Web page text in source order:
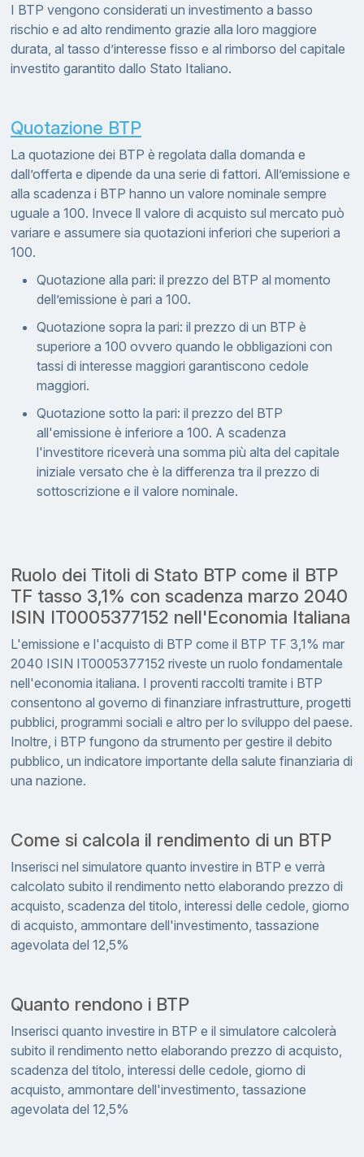
I BTP vengono considerati un investimento a basso
rischio e ad alto rendimento grazie alla loro maggiore
durata, al tasso d’interesse fisso e al rimborso del capitale
investito garantito dallo Stato Italiano.
Quotazione BTP
La quotazione dei BTP è regolata dalla domanda e
dall’offerta e dipende da una serie di fattori. All’emissione e
alla scadenza i BTP hanno un valore nominale sempre
uguale a 100. Invece ll valore di acquisto sul mercato può
variare e assumere sia quotazioni inferiori che superiori a
100.
Quotazione alla pari: il prezzo del BTP al momento
dell’emissione è pari a 100.
Quotazione sopra la pari: il prezzo di un BTP è
superiore a 100 ovvero quando le obbligazioni con
tassi di interesse maggiori garantiscono cedole
maggiori.
Quotazione sotto la pari: il prezzo del BTP
all'emissione è inferiore a 100. A scadenza
l'investitore riceverà una somma più alta del capitale
iniziale versato che è la differenza tra il prezzo di
sottoscrizione e il valore nominale.
Ruolo dei Titoli di Stato BTP come il BTP
TF tasso 3,1% con scadenza marzo 2040
ISIN IT0005377152 nell'Economia Italiana
L'emissione e l'acquisto di BTP come il BTP TF 3,1% mar
2040 ISIN IT0005377152 riveste un ruolo fondamentale
nell'economia italiana. I proventi raccolti tramite i BTP
consentono al governo di finanziare infrastrutture, progetti
pubblici, programmi sociali e altro per lo sviluppo del paese.
Inoltre, i BTP fungono da strumento per gestire il debito
pubblico, un indicatore importante della salute finanziaria di
una nazione.
Come si calcola il rendimento di un BTP
Inserisci nel simulatore quanto investire in BTP e verrà
calcolato subito il rendimento netto elaborando prezzo di
acquisto, scadenza del titolo, interessi delle cedole, giorno
di acquisto, ammontare dell'investimento, tassazione
agevolata del 12,5%
Quanto rendono i BTP
Inserisci quanto investire in BTP e il simulatore calcolerà
subito il rendimento netto elaborando prezzo di acquisto,
scadenza del titolo, interessi delle cedole, giorno di
acquisto, ammontare dell'investimento, tassazione
agevolata del 12,5%